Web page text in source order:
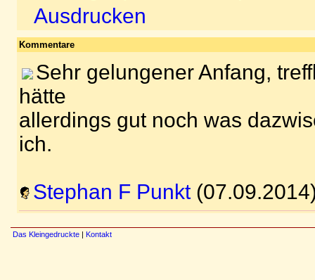
Ausdrucken
Kommentare
Sehr gelungener Anfang,
hätte
allerdings gut noch was
ich.
Stephan F Punkt
Das Kleingedruckte | Kontakt